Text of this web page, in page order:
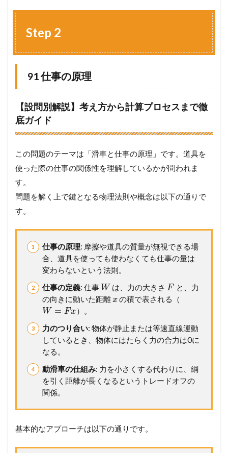
p
9
1
仕
の
9
2
プ
1.3
9
3
性
力
に
る
位
エ
ネ
ル
ギ
ー
9
4
Step 2
91 仕事の原理
【設問別解説】考え方から計算プロセスまで徹
底ガイド
この問題のテーマは「滑車と仕事の原理」です。道具を
使った際の仕事の関係性を理解しているかが問われま
す。
問題を解く上で鍵となる物理法則や概念は以下の通りで
す。
仕事の原理: 摩擦や道具の質量が無視できる場
合、道具を使っても使わなくても仕事の量は
変わらないという法則。
仕事の定義: 仕事 W は、力の大きさ F と、力
の向きに動いた距離xの積で表される（
W = Fx）。
力のつり合い: 物体が静止または等速直線運動
しているとき、物体にはたらく力の合力は0に
なる。
動滑車の仕組み: 力を小さくする代わりに、綱
を引く距離が長くなるというトレードオフの
関係。
基本的なアプローチは以下の通りです。